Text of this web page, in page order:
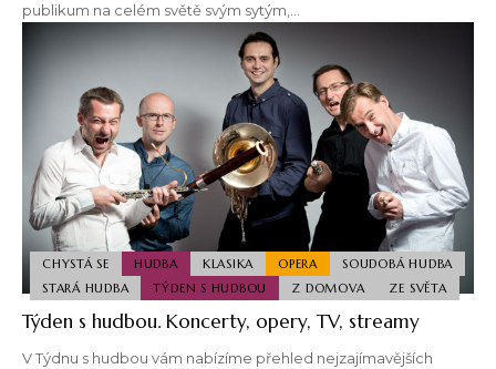
publikum na celém světě svým sytým,…
CHYSTÁ SE HUDBA KLASIKA OPERA
SOUDOBÁ HUDBA
STARÁ HUDBA
TÝDEN S HUDBOU Z DOMOVA ZE SVĚTA
Týden s hudbou. Koncerty, opery, TV, streamy
V Týdnu s hudbou vám nabízíme přehled nejzajímavějších